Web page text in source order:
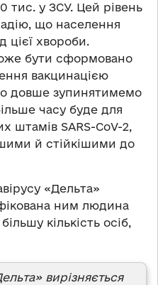
тис. у ЗСУ. Цей рівень
що населення
цієї хвороби.
бути сформовано
вакцинацією
довше зупинятимемо
часу буде для
штамів SARS-CoV-2,
й стійкішими до
«Дельта»
ним людина
кількість осіб,
вирізняється